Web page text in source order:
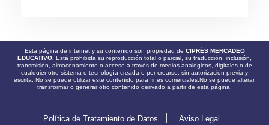
Esta página de internet y su contenido son propiedad de CIPRÉS MERCADEO
EDUCATIVO. Está prohibida su reproducción total o parcial, su traducción, inclusión,
transmisión, almacenamiento o acceso a través de medios analógicos, digitales o de
cualquier otro sistema o tecnología creada o por crearse, sin autorización previa y
escrita. No se puede utilizar este contenido para fines comerciales.No se puede alterar,
transformar o generar otro contenido derivado a partir de esta página.
Política de Tratamiento de Datos.
Aviso Legal